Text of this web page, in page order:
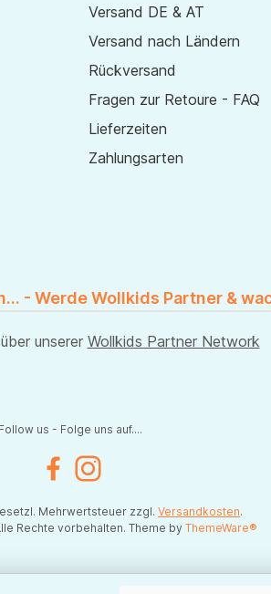
Versand DE & AT
Versand nach Ländern
Rückversand
Fragen zur Retoure - FAQ
Lieferzeiten
Zahlungsarten
- Werde Wollkids Partner &
unserer Wollkids Partner Network
Follow us - Folge uns auf....
FacebookInstagram
Mehrwertsteuer zzgl. Versandkosten.
Rechte vorbehalten. Theme by ThemeWare®